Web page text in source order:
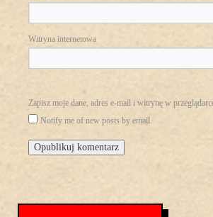
Witryna internetowa
Zapisz moje dane, adres e-mail i witrynę w
Notify me of new posts by email.